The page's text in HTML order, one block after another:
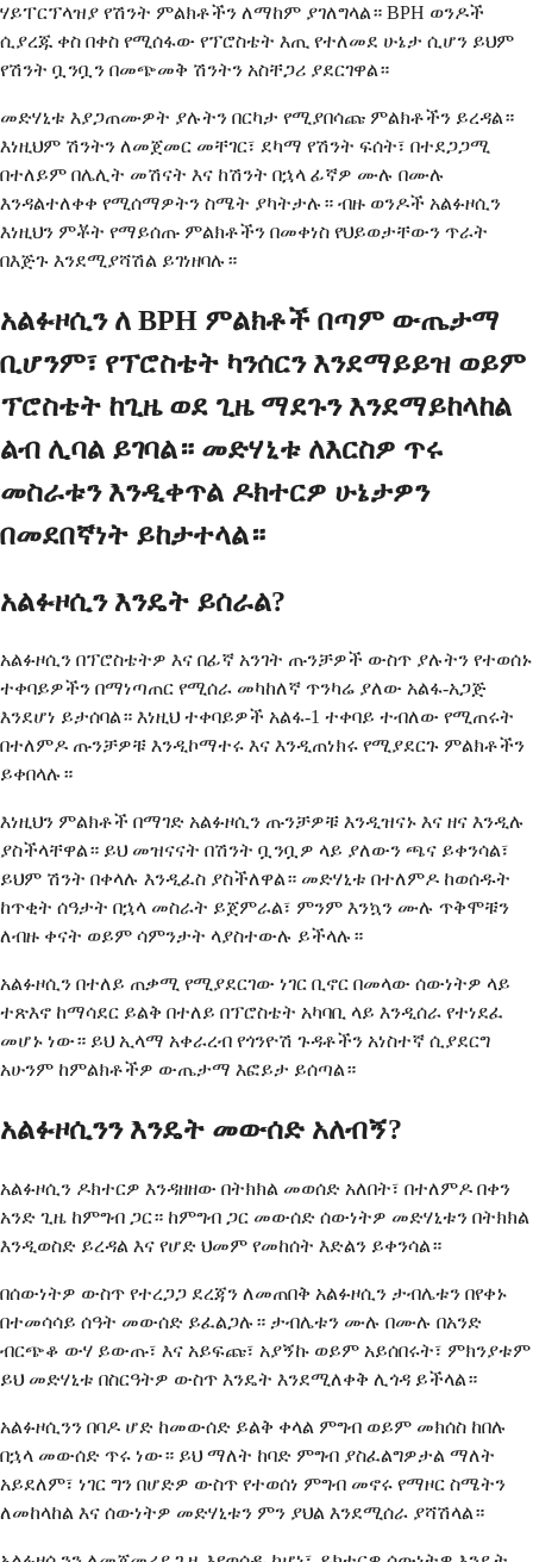
ሃይፐርፕላዝያ የሽንት ምልክቶችን ለማከም ያገለግላል። BPH ወንዶች
ሲያረጁ ቀስ በቀስ የሚሰፋው የፕሮስቴት እጢ የተለመደ ሁኔታ ሲሆን ይህም
የሽንት ቧንቧን በመጭመቅ ሽንትን አስቸጋሪ ያደርገዋል።
መድሃኒቱ እያጋጠሙዎት ያሉትን በርካታ የሚያበሳጩ ምልክቶችን ይረዳል።
እነዚህም ሽንትን ለመጀመር መቸገር፣ ደካማ የሽንት ፍሰት፣ በተደጋጋሚ
በተለይም በሌሊት መሽናት እና ከሽንት በኋላ ፊኛዎ ሙሉ በሙሉ
እንዳልተለቀቀ የሚሰማዎትን ስሜት ያካትታሉ። ብዙ ወንዶች አልፉዞሲን
እነዚህን ምቾት የማይሰጡ ምልክቶችን በመቀነስ የህይወታቸውን ጥራት
በእጅጉ እንደሚያሻሽል ይገነዘባሉ።
አልፉዞሲን ለ BPH ምልክቶች በጣም ውጤታማ
ቢሆንም፣ የፕሮስቴት ካንሰርን እንደማይይዝ ወይም
ፕሮስቴት ከጊዜ ወደ ጊዜ ማደጉን እንደማይከላከል
ልብ ሊባል ይገባል። መድሃኒቱ ለእርስዎ ጥሩ
መስራቱን እንዲቀጥል ዶክተርዎ ሁኔታዎን
በመደበኛነት ይከታተላል።
አልፉዞሲን እንዴት ይሰራል?
አልፉዞሲን በፕሮስቴትዎ እና በፊኛ አንገት ጡንቻዎች ውስጥ ያሉትን የተወሰኑ
ተቀባይዎችን በማነጣጠር የሚሰራ መካከለኛ ጥንካሬ ያለው አልፋ-አጋጅ
እንደሆነ ይታሰባል። እነዚህ ተቀባይዎች አልፋ-1 ተቀባይ ተብለው የሚጠሩት
በተለምዶ ጡንቻዎቹ እንዲኮማተሩ እና እንዲጠነክሩ የሚያደርጉ ምልክቶችን
ይቀበላሉ።
እነዚህን ምልክቶች በማገድ አልፉዞሲን ጡንቻዎቹ እንዲዝናኑ እና ዘና እንዲሉ
ያስችላቸዋል። ይህ መዝናናት በሽንት ቧንቧዎ ላይ ያለውን ጫና ይቀንሳል፣
ይህም ሽንት በቀላሉ እንዲፈስ ያስችለዋል። መድሃኒቱ በተለምዶ ከወሰዱት
ከጥቂት ሰዓታት በኋላ መስራት ይጀምራል፣ ምንም እንኳን ሙሉ ጥቅሞቹን
ለብዙ ቀናት ወይም ሳምንታት ላያስተውሉ ይችላሉ።
አልፉዞሲን በተለይ ጠቃሚ የሚያደርገው ነገር ቢኖር በመላው ሰውነትዎ ላይ
ተጽእኖ ከማሳደር ይልቅ በተለይ በፕሮስቴት አካባቢ ላይ እንዲሰራ የተነደፈ
መሆኑ ነው። ይህ ኢላማ አቀራረብ የጎንዮሽ ጉዳቶችን አነስተኛ ሲያደርግ
አሁንም ከምልክቶችዎ ውጤታማ እፎይታ ይሰጣል።
አልፉዞሲንን እንዴት መውሰድ አለብኝ?
አልፉዞሲን ዶክተርዎ እንዳዘዘው በትክክል መወሰድ አለበት፣ በተለምዶ በቀን
አንድ ጊዜ ከምግብ ጋር። ከምግብ ጋር መውሰድ ሰውነትዎ መድሃኒቱን በትክክል
እንዲወስድ ይረዳል እና የሆድ ህመም የመከሰት እድልን ይቀንሳል።
በሰውነትዎ ውስጥ የተረጋጋ ደረጃን ለመጠበቅ አልፉዞሲን ታብሌቱን በየቀኑ
በተመሳሳይ ሰዓት መውሰድ ይፈልጋሉ። ታብሌቱን ሙሉ በሙሉ በአንድ
ብርጭቆ ውሃ ይውጡ፣ እና አይፍጩ፣ አያኝኩ ወይም አይሰበሩት፣ ምክንያቱም
ይህ መድሃኒቱ በስርዓትዎ ውስጥ እንዴት እንደሚለቀቅ ሊጎዳ ይችላል።
አልፉዞሲንን በባዶ ሆድ ከመውሰድ ይልቅ ቀላል ምግብ ወይም መክሰስ ከበሉ
በኋላ መውሰድ ጥሩ ነው። ይህ ማለት ከባድ ምግብ ያስፈልግዎታል ማለት
አይደለም፣ ነገር ግን በሆድዎ ውስጥ የተወሰነ ምግብ መኖሩ የማዞር ስሜትን
ለመከላከል እና ሰውነትዎ መድሃኒቱን ምን ያህል እንደሚሰራ ያሻሽላል።